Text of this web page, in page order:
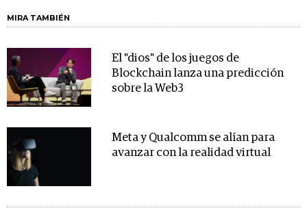
MIRA TAMBIÉN
El "dios" de los juegos de
Blockchain lanza una predicción
sobre la Web3
Meta y Qualcomm se alían para
avanzar con la realidad virtual